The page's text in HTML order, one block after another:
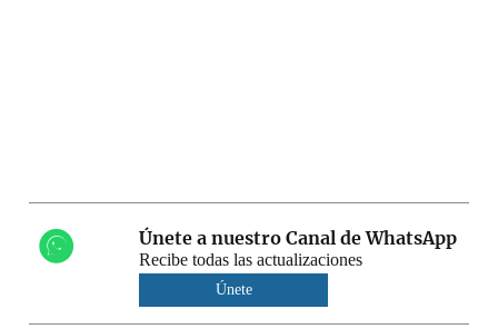
Únete a nuestro Canal de WhatsApp
Recibe todas las actualizaciones
Únete